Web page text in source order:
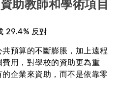
助教師和學術項目
29.4% 反對
預算的不斷膨脹，加上遠程
用，對學校的資助更為重
企業來資助，而不是依靠零